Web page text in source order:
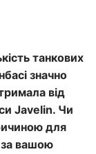
танкових
значно
від
Javelin. Чи
для
за вашою